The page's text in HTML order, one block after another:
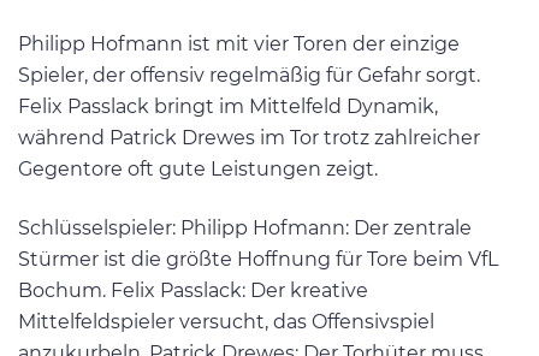
Philipp Hofmann ist mit vier Toren der einzige
Spieler, der offensiv regelmäßig für Gefahr sorgt.
Felix Passlack bringt im Mittelfeld Dynamik,
während Patrick Drewes im Tor trotz zahlreicher
Gegentore oft gute Leistungen zeigt.
Schlüsselspieler: Philipp Hofmann: Der zentrale
Stürmer ist die größte Hoffnung für Tore beim VfL
Bochum. Felix Passlack: Der kreative
Mittelfeldspieler versucht, das Offensivspiel